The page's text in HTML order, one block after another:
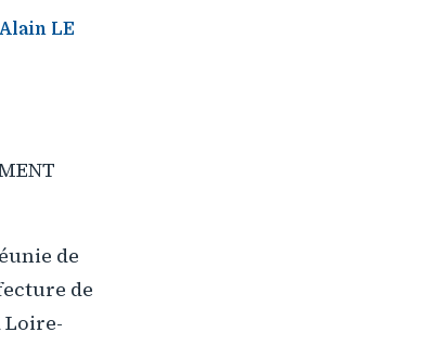
LE
de
de
Loire-